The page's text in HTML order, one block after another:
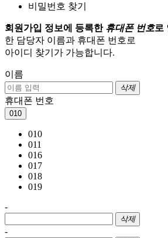
비밀번호 찾기
회원가입 정보에 등록한 휴대폰 번호로
한 담당자 이름과 휴대폰 번호로
아이디 찾기가 가능합니다.
이름
삭제
휴대폰 번호
010
010
011
016
017
018
019
-
삭제
-